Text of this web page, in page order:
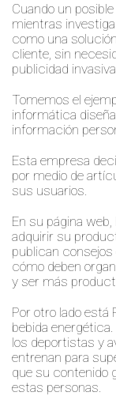
Cuando un
mientras
como una
cliente, sin
publicidad
Tomemos el
informática
información
Esta empresa
por medio de
sus usuarios.
En su página
adquirir su
publican
cómo deben
y ser más
Por otro lado está
bebida
los deportistas y
entrenan para
que su contenido
estas personas.